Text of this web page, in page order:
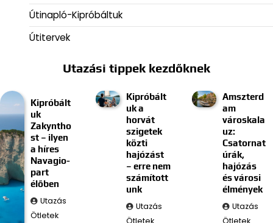
Útinapló-Kipróbáltuk
Útitervek
Utazási tippek kezdőknek
Kipróbált
uk
Zakyntho
st – ilyen
a híres
Navagio-
part
élőben
Utazás
Ötletek
Kipróbált
uk a
horvát
szigetek
közti
hajózást
– erre nem
számított
unk
Utazás
Ötletek
Amszterd
am
városkala
uz:
Csatornat
úrák,
hajózás
és városi
élmények
Utazás
Ötletek